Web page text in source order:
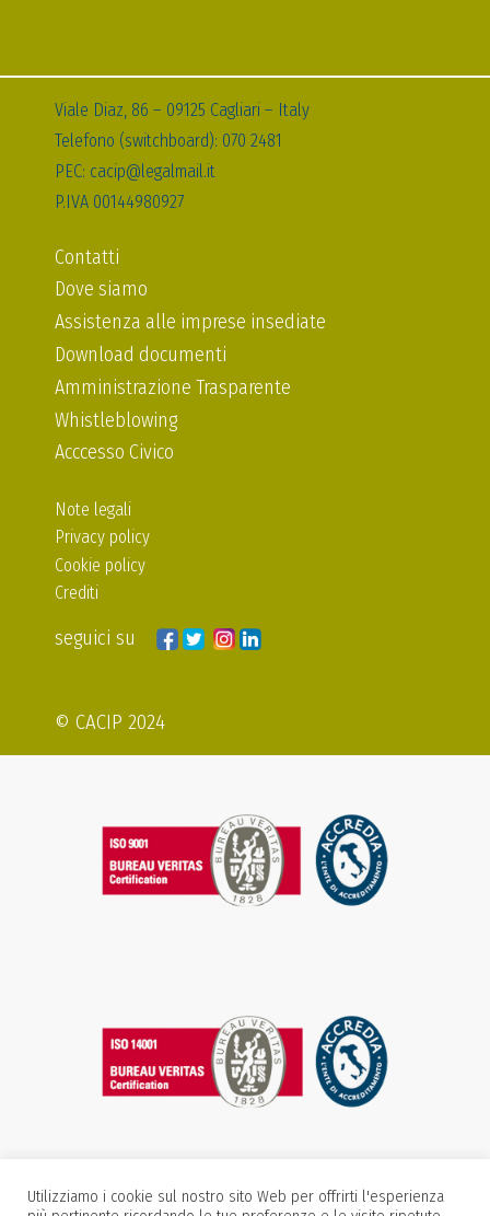
Viale Diaz, 86 – 09125 Cagliari – Italy
Telefono (switchboard): 070 2481
PEC: cacip@legalmail.it
P.IVA 00144980927
Contatti
Dove siamo
Assistenza alle imprese insediate
Download documenti
Amministrazione Trasparente
Whistleblowing
Acccesso Civico
Note legali
Privacy policy
Cookie policy
Crediti
seguici su
© CACIP 2024
Utilizziamo i cookie sul nostro sito Web per offrirti l'esperienza